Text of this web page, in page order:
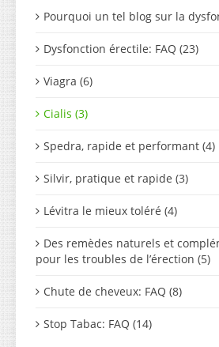
Pourquoi un tel blog sur la
Dysfonction érectile: FAQ (23)
Viagra (6)
Cialis (3)
Spedra, rapide et performant (4)
Silvir, pratique et rapide (3)
Lévitra le mieux toléré (4)
Des remèdes naturels et
pour les troubles de l’érection (5)
Chute de cheveux: FAQ (8)
Stop Tabac: FAQ (14)